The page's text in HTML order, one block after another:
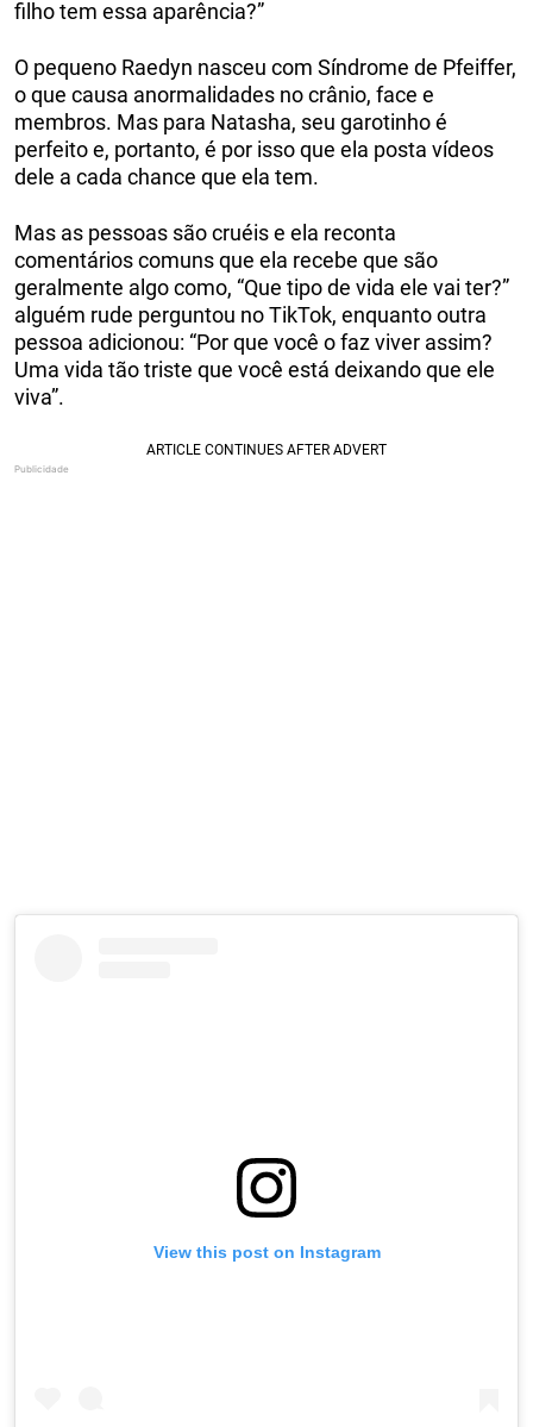
filho tem essa aparência?”
O pequeno Raedyn nasceu com Síndrome de Pfeiffer,
o que causa anormalidades no crânio, face e
membros. Mas para Natasha, seu garotinho é
perfeito e, portanto, é por isso que ela posta vídeos
dele a cada chance que ela tem.
Mas as pessoas são cruéis e ela reconta
comentários comuns que ela recebe que são
geralmente algo como, “Que tipo de vida ele vai ter?”
alguém rude perguntou no TikTok, enquanto outra
pessoa adicionou: “Por que você o faz viver assim?
Uma vida tão triste que você está deixando que ele
viva”.
View this post on Instagram